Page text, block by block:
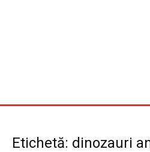
Etichetă: dinozauri